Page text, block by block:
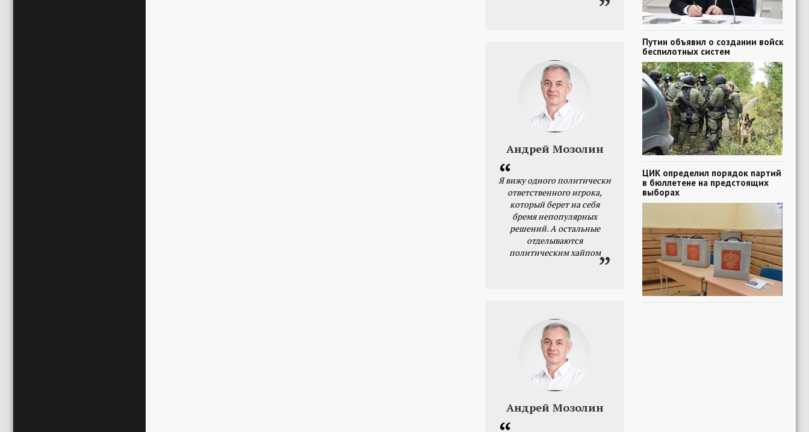
Андрей Мозолин
Я вижу одного политически
ответственного игрока,
который берет на себя
бремя непопулярных
решений. А остальные
отделываются
политическим хайпом
Андрей Мозолин
Путин объявил о создании войск
беспилотных систем
ЦИК определил порядок партий
в бюллетене на предстоящих
выборах